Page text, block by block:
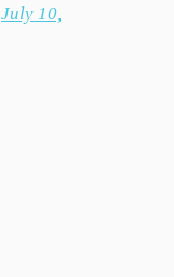
July 10,